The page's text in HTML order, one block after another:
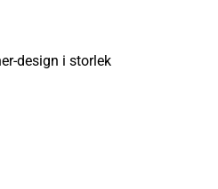
design i storlek